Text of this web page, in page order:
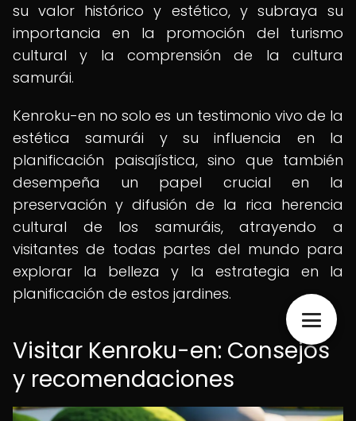
su valor histórico y estético, y subraya su
importancia en la promoción del turismo
cultural y la comprensión de la cultura
samurái.
Kenroku-en no solo es un testimonio vivo de la
estética samurái y su influencia en la
planificación paisajística, sino que también
desempeña un papel crucial en la
preservación y difusión de la rica herencia
cultural de los samuráis, atrayendo a
visitantes de todas partes del mundo para
explorar la belleza y la estrategia en la
planificación de estos jardines.
Visitar Kenroku-en: Consejos
y recomendaciones